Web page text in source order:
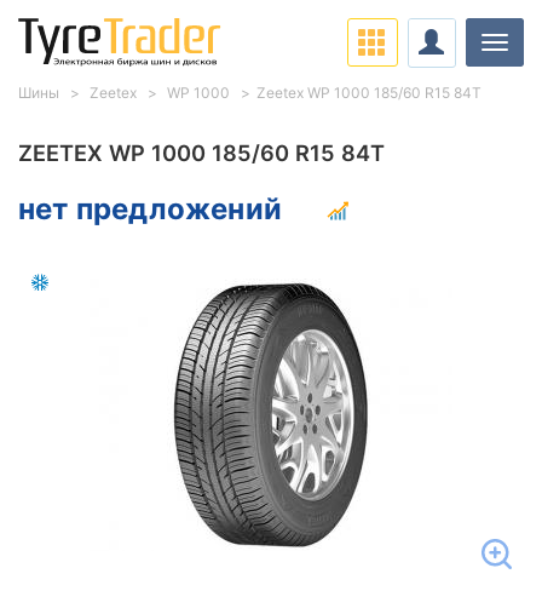
ZEETEX WP 1000 185/60 R15 84T
нет предложений
Шины Zeetex WP 1000 Zeetex WP 1000 185/60 R15 84T